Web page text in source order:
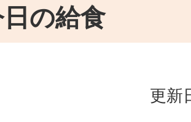
の給食
更新